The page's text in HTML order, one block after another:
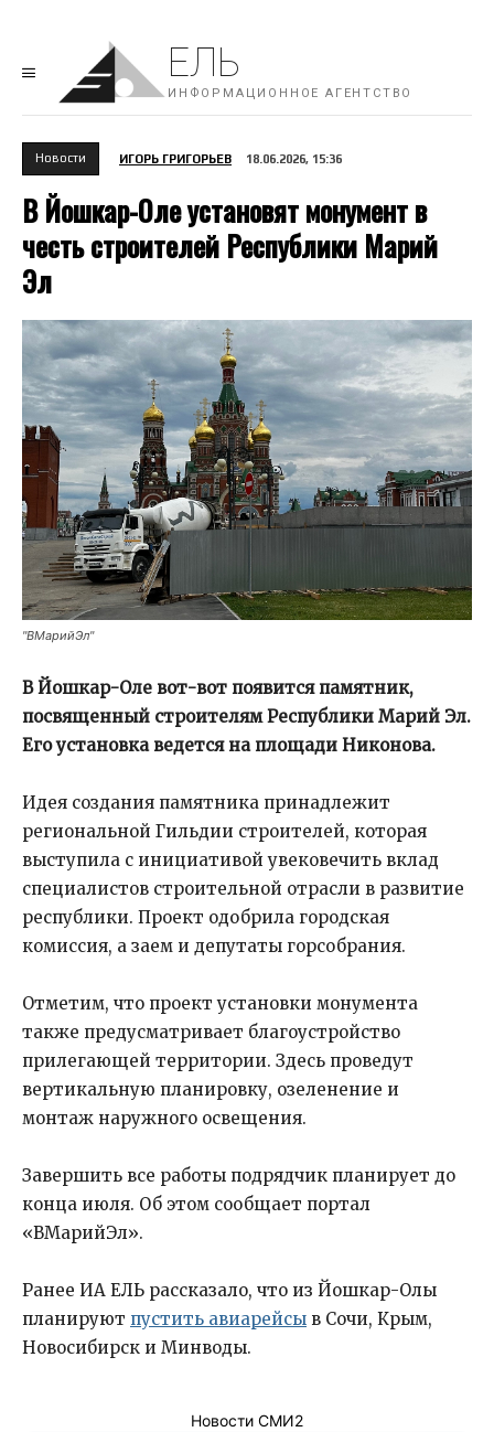
ЕЛЬ
ИНФОРМАЦИОННОЕ АГЕНТСТВО
Новости ИГОРЬ ГРИГОРЬЕВ 18.06.2026, 15:36
В Йошкар-Оле установят монумент в
честь строителей Республики Марий
Эл
"ВМарийЭл"
В Йошкар-Оле вот-вот появится памятник,
посвященный строителям Республики Марий Эл.
Его установка ведется на площади Никонова.
Идея создания памятника принадлежит
региональной Гильдии строителей, которая
выступила с инициативой увековечить вклад
специалистов строительной отрасли в развитие
республики. Проект одобрила городская
комиссия, а заем и депутаты горсобрания.
Отметим, что проект установки монумента
также предусматривает благоустройство
прилегающей территории. Здесь проведут
вертикальную планировку, озеленение и
монтаж наружного освещения.
Завершить все работы подрядчик планирует до
конца июля. Об этом сообщает портал
«ВМарийЭл».
Ранее ИА ЕЛЬ рассказало, что из Йошкар-Олы
планируют пустить авиарейсы в Сочи, Крым,
Новосибирск и Минводы.
Новости СМИ2